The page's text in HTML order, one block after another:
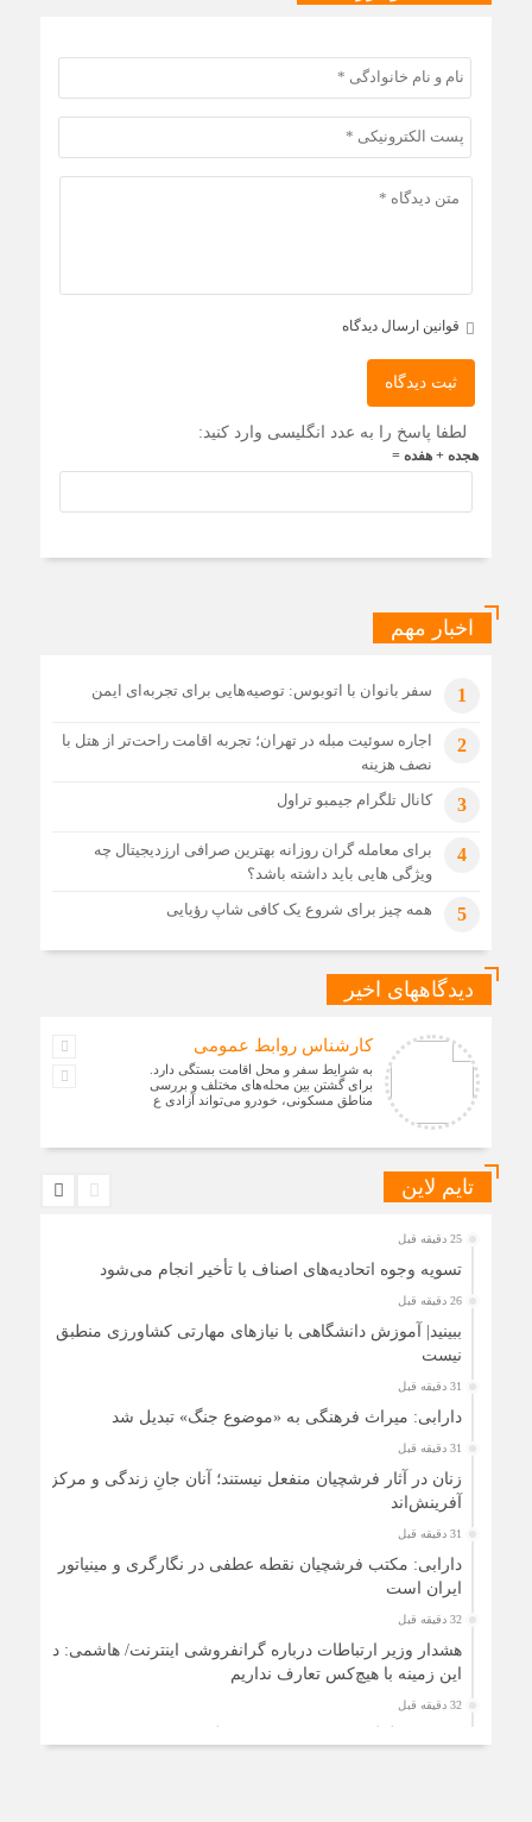
قوانین ارسال دیدگاه
ثبت دیدگاه
لطفا پاسخ را به عدد انگلیسی وارد کنید:
هجده + هفده =
اخبار مهم
1 سفر بانوان با اتوبوس: توصیه‌هایی برای تجربه‌ای ایمن
2
اجاره سوئیت مبله در تهران؛ تجربه اقامت راحت‌تر از هتل با
نصف هزینه
3 کانال تلگرام جیمبو تراول
4
برای معامله گران روزانه بهترین صرافی ارزدیجیتال چه
ویژگی هایی باید داشته باشد؟
5 همه چیز برای شروع یک کافی شاپ رؤیایی
دیدگاههای اخیر
کارشناس روابط عمومی
به شرایط سفر و محل اقامت بستگی دارد.
برای گشتن بین محله‌های مختلف و بررسی
مناطق مسکونی، خودرو می‌تواند آزادی ع
تایم لاین
25 دقیقه قبل
تسویه وجوه اتحادیه‌های اصناف با تأخیر انجام می‌شود
26 دقیقه قبل
ببینید| آموزش دانشگاهی با نیازهای مهارتی کشاورزی منطبق
نیست
31 دقیقه قبل
دارابی: میراث‌ فرهنگی به «موضوع جنگ» تبدیل شد
31 دقیقه قبل
زنان در آثار فرشچیان منفعل نیستند؛ آنان جانِ زندگی و مرکز
آفرینش‌اند
31 دقیقه قبل
دارابی: مکتب فرشچیان نقطه عطفی در نگارگری و مینیاتور
ایران است
32 دقیقه قبل
هشدار وزیر ارتباطات درباره گرانفروشی اینترنت/ هاشمی: در
این زمینه با هیچ‌کس تعارف نداریم
32 دقیقه قبل